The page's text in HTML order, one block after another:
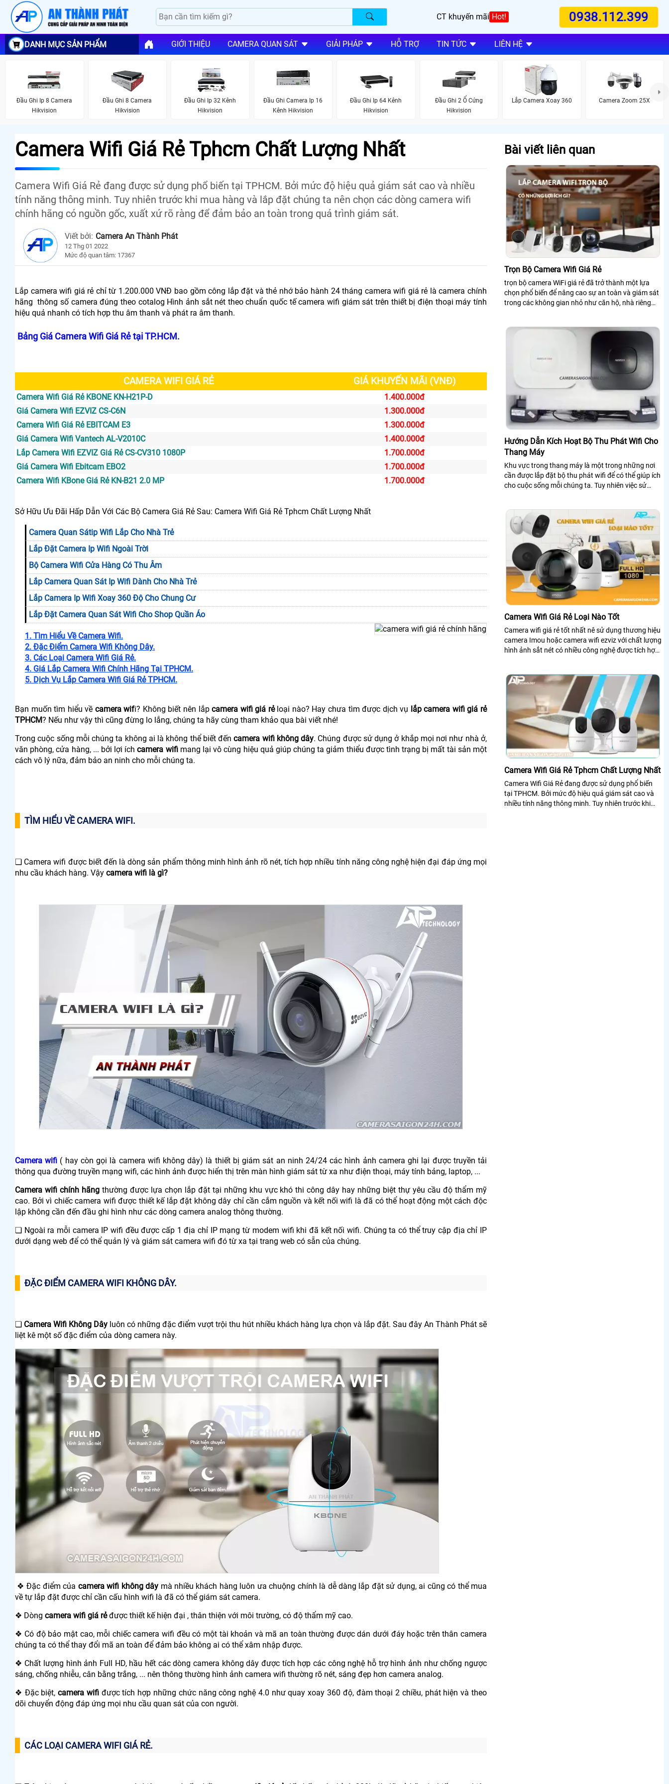
CT khuyến mãi Hot! 0938.112.399
DANH MỤC SẢN PHẨM GIỚI THIỆU CAMERA QUAN SÁT GIẢI PHÁP HỖ TRỢ TIN TỨC LIÊN HỆ
Đầu Ghi Ip 8 Camera
Hikvision
Đầu Ghi 8 Camera
Hikvision
Đầu Ghi Ip 32 Kênh
Hikvision
Đầu Ghi Camera Ip 16
Kênh Hikvision
Đầu Ghi Ip 64 Kênh
Hikvision
Đầu Ghi 2 Ổ Cứng
Hikvision
Lắp Camera Xoay 360 Camera Zoom 25X
Camera Wifi Giá Rẻ Tphcm Chất Lượng Nhất
Camera Wifi Giá Rẻ đang được sử dụng phổ biến tại TPHCM. Bởi mức độ hiệu quả giám sát cao và nhiều
tính năng thông minh. Tuy nhiên trước khi mua hàng và lắp đặt chúng ta nên chọn các dòng camera wifi
chính hãng có nguồn gốc, xuất xứ rõ ràng để đảm bảo an toàn trong quá trình giám sát.
Viết bởi: Camera An Thành Phát
12 Thg 01 2022
Mức độ quan tâm: 17367
Lắp camera wifi giá rẻ chỉ từ 1.200.000 VNĐ bao gồm công lắp đặt và thẻ nhớ bảo hành 24 tháng camera wifi giá rẻ là camera chính
hãng thông số camera đúng theo cotalog Hình ảnh sắt nét theo chuẩn quốc tế camera wifi giám sát trên thiết bị điện thoại máy tính
hiệu quả nhanh có tích hợp thu âm thanh và phát ra âm thanh.
Bảng Giá Camera Wifi Giá Rẻ tại TP.HCM.
CAMERA WIFI GIÁ RẺ GIÁ KHUYẾN MÃI (VNĐ)
Camera Wifi Giá Rẻ KBONE KN-H21P-D
1.400.000đ
Giá Camera Wifi EZVIZ CS-C6N
1.300.000đ
Camera Wifi Giá Rẻ EBITCAM E3
1.300.000đ
Giá Camera Wifi Vantech AL-V2010C
1.400.000đ
Lắp Camera Wifi EZVIZ Giá Rẻ CS-CV310 1080P
1.700.000đ
Giá Camera Wifi Ebitcam EBO2
1.700.000đ
Camera Wifi KBone Giá Rẻ KN-B21 2.0 MP
1.700.000đ
Sở Hữu Ưu Đãi Hấp Dẫn Với Các Bộ Camera Giá Rẻ Sau: Camera Wifi Giá Rẻ Tphcm Chất Lượng Nhất
Camera Quan Sátip Wifi Lắp Cho Nhà Trẻ
Lắp Đặt Camera Ip Wifi Ngoài Trời
Bộ Camera Wifi Cửa Hàng Có Thu Âm
Lắp Camera Quan Sát Ip Wifi Dành Cho Nhà Trẻ
Lắp Camera Ip Wifi Xoay 360 Độ Cho Chung Cư
Lắp Đặt Camera Quan Sát Wifi Cho Shop Quần Áo
1. Tìm Hiểu Về Camera Wifi.
2. Đặc Điểm Camera Wifi Không Dây.
3. Các Loại Camera Wifi Giá Rẻ.
4. Giá Lắp Camera Wifi Chính Hãng Tại TPHCM.
5. Dịch Vụ Lắp Camera Wifi Giá Rẻ TPHCM.
Bạn muốn tìm hiểu về camera wifi? Không biết nên lắpcamera wifi giá rẻloại nào? Hay chưa tìm được dịch vụ lắp camera wifi giá rẻ
TPHCM? Nếu như vậy thì cũng đừng lo lắng, chúng ta hãy cùng tham khảo qua bài viết nhé!
Trong cuộc sống mỗi chúng ta không ai là không thể biết đếncamera wifi không dây. Chúng được sử dụng ở khắp mọi nơi như nhà ở,
văn phòng, cửa hàng, ... bởi lợi íchcamera wifimang lại vô cùng hiệu quả giúp chúng ta giảm thiểu được tình trạng bị mất tài sản một
cách vô lý nữa, đảm bảo an ninh cho mỗi chúng ta.
TÌM HIỂU VỀ CAMERA WIFI.
❏ Camera wifi được biết đến là dòng sản phẩm thông minh hình ảnh rõ nét, tích hợp nhiều tính năng công nghệ hiện đại đáp ứng mọi
nhu cầu khách hàng. Vậy camera wifi là gì?
Camera wifi ( hay còn gọi là camera wifi không dây) là thiết bị giám sát an ninh 24/24 các hình ảnh camera ghi lại được truyền tải
thông qua đường truyền mạng wifi, các hình ảnh được hiển thị trên màn hình giám sát từ xa như điện thoại, máy tính bảng, laptop, ...
Camera wifi chính hãngthường được lựa chọn lắp đặt tại những khu vực khó thi công dây hay những biệt thự yêu cầu độ thẩm mỹ
cao. Bởi vì chiếc camera wifi được thiết kế lắp đặt không dây chỉ cần cắm nguồn và kết nối wifi là đã có thể hoạt động một cách độc
lập không cần đến đầu ghi hình như các dòng camera analog thông thường.
❏ Ngoài ra mỗi camera IP wifi đều được cấp 1 địa chỉ IP mạng từ modem wifi khi đã kết nối wifi. Chúng ta có thể truy cập địa chỉ IP
dưới dạng web để có thể quản lý và giám sát camera wifi đó từ xa tại trang web có sẵn của chúng.
ĐẶC ĐIỂM CAMERA WIFI KHÔNG DÂY.
❏ Camera Wifi Không Dây luôn có những đặc điểm vượt trội thu hút nhiều khách hàng lựa chọn và lắp đặt. Sau đây An Thành Phát sẽ
liệt kê một số đặc điểm của dòng camera này.
❖ Đặc điểm của camera wifi không dây mà nhiều khách hàng luôn ưa chuộng chính là dễ dàng lắp đặt sử dụng, ai cũng có thể mua
về tự lắp đặt được chỉ cần cấu hình wifi là đã có thể giám sát camera.
❖ Dòng camera wifi giá rẻđược thiết kế hiện đại , thân thiện với môi trường, có độ thẩm mỹ cao.
❖ Có độ bảo mật cao, mỗi chiếc camera wifi đều có một tài khoản và mã an toàn thường được dán dưới đáy hoặc trên thân camera
chúng ta có thể thay đổi mã an toàn để đảm bảo không ai có thể xâm nhập được.
❖ Chất lượng hình ảnh Full HD, hầu hết các dòng camera không dây được tích hợp các công nghệ hỗ trợ hình ảnh như chống ngược
sáng, chống nhiễu, cân bằng trắng, ... nên thông thường hình ảnh camera wifi thường rõ nét, sáng đẹp hơn camera analog.
❖ Đặc biệt, camera wifi được tích hợp những chức năng công nghệ 4.0 như quay xoay 360 độ, đàm thoại 2 chiều, phát hiện và theo
dõi chuyển động đáp ứng mọi nhu cầu quan sát của con người.
CÁC LOẠI CAMERA WIFI GIÁ RẺ.
Bài viết liên quan
Trọn Bộ Camera Wifi Giá Rẻ
trọn bộ camera WiFi giá rẻ đã trở thành một lựa
chọn phổ biến để nâng cao sự an toàn và giám sát
trong các không gian nhỏ như căn hộ, nhà riêng
Hướng Dẫn Kích Hoạt Bộ Thu Phát Wifi Cho
Thang Máy
Khu vực trong thang máy là một trong những nơi
cần được lắp đặt bộ thu phát wifi để có thể giúp ích
cho cuộc sống mỗi chúng ta. Tuy nhiên việc sử
Camera Wifi Giá Rẻ Loại Nào Tốt
Camera wifi giá rẻ tốt nhất nê sử dụng thương hiệu
camera Imou hoặc camera wifi ezviz với chất lượng
hình ảnh sắt nét có nhiều công nghệ được tích hợp
Camera Wifi Giá Rẻ Tphcm Chất Lượng Nhất
Camera Wifi Giá Rẻ đang được sử dụng phổ biến
tại TPHCM. Bởi mức độ hiệu quả giám sát cao và
nhiều tính năng thông minh. Tuy nhiên trước khi